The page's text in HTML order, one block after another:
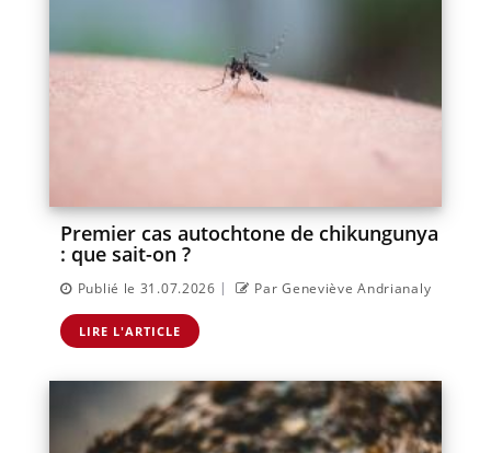
Premier cas autochtone de chikungunya
: que sait-on ?
Publié le 31.07.2026 | Par Geneviève Andrianaly
LIRE L'ARTICLE